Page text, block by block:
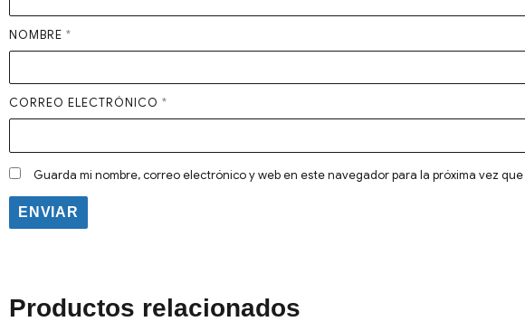
NOMBRE *
CORREO ELECTRÓNICO *
Guarda mi nombre, correo electrónico y web en este navegador para la próxima vez
Productos relacionados